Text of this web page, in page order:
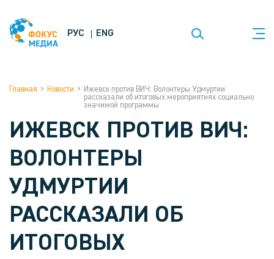
РУС ENG
Главная > Новости >
Ижевск против ВИЧ: Волонтеры Удмуртии
рассказали об итоговых мероприятиях социально
значимой программы
ИЖЕВСК ПРОТИВ ВИЧ:
ВОЛОНТЕРЫ
УДМУРТИИ
РАССКАЗАЛИ ОБ
ИТОГОВЫХ